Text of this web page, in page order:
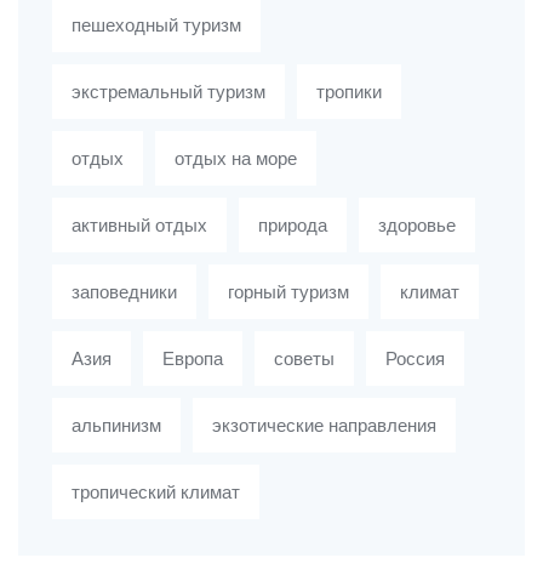
пешеходный туризм
экстремальный туризм тропики
отдых отдых на море
активный отдых природа здоровье
заповедники горный туризм климат
Азия Европа советы Россия
альпинизм экзотические направления
тропический климат